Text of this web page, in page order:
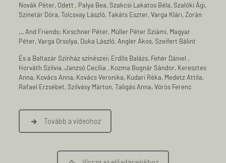
Novák Péter, Odett , Palya Bea, Szakcsi Lakatos Béla, Szalóki Ági,
Szinetár Dóra, Tolcsvay László, Takáts Eszter, Varga Klári, Zorán
… And Friends: Kirschner Péter, Müller Péter Sziámi, Magyar
Péter, Varga Orsolya, Duka László, Angler Ákos, Szeifert Bálint
És a Baltazár Színház színészei: Erdős Balázs, Fehér Dániel ,
Horváth Szilvia, Janzsó Cecília , Kozma Bognár Sándor, Keresztes
Anna, Kovács Anna, Kovács Veronika, Kudari Réka, Medetz Attila,
Rafael Erzsébet, Szilvásy Márton, Taligás Anna, Vörös Ferenc
Tovább a videóhoz